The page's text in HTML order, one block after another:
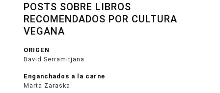
POSTS SOBRE LIBROS
RECOMENDADOS POR CULTURA
VEGANA
ORIGEN
David Serramitjana
Enganchados a la carne
Marta Zaraska